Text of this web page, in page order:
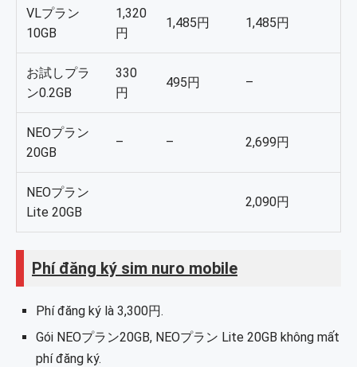
không cần thiết nên mọi người để nguyên.
Bước 14: Chọn bảo hiểm thiết bị nếu cần. Thiết
bị hỏng sẽ được hỗ trọ tiền sửa chữa.
Bước 18: Tải lên giấy tờ tùy thân nếu đăng ký
sim nghe gọi + data + SMS.
Bước 19: Chọn nhận các thông báo từ nhà
Bước 20: Nhập thông tin thẻ クレジットカード
để thanh toán.
Bước 21: Chọn ngày giờ muốn nhận sim.
VLプラン
10GB
1,320
円
1,485円 1,485円
お試しプラ
ン0.2GB
330
円
495円 –
NEOプラン
20GB
– – 2,699円
NEOプラン
Lite 20GB
2,090円
Phí đăng ký sim nuro mobile
Phí đăng ký là 3,300円.
Gói NEOプラン20GB, NEOプラン Lite 20GB không mất
phí đăng ký.